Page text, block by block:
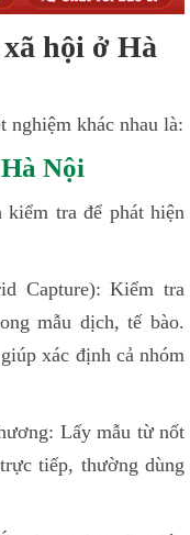
hội ở Hà
nghiệm khác nhau là:
Nội
kiểm tra để phát hiện
Capture): Kiểm tra
mẫu dịch, tế bào.
xác định cả nhóm
Lấy mẫu từ nốt
tiếp, thường dùng